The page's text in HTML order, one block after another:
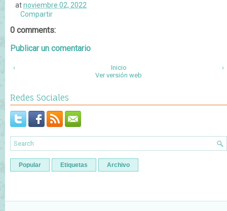
atnoviembre 02, 2022
Compartir
0 comments:
Publicar un comentario
‹ ›
Inicio
Ver versión web
Redes Sociales
Popular Etiquetas Archivo